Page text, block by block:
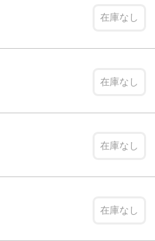
在庫なし
在庫なし
在庫なし
在庫なし